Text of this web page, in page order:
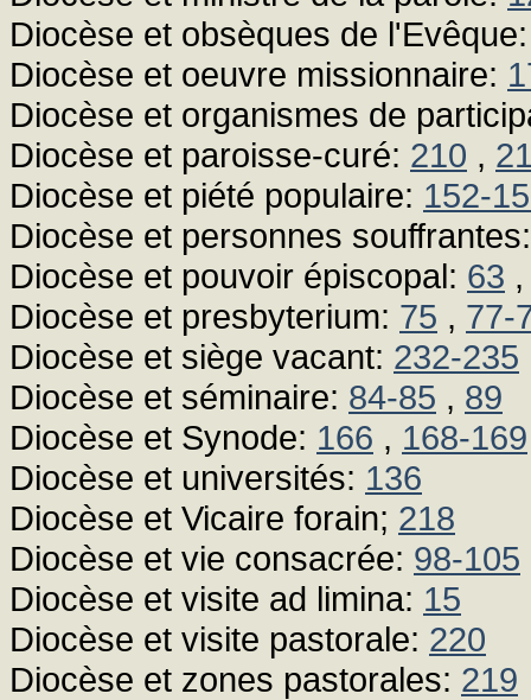
Diocèse et obsèques de
Diocèse et oeuvre missionnaire:
Diocèse et organismes de
Diocèse et paroisse-curé: 210 ,
Diocèse et piété populaire: 152-
Diocèse et personnes
Diocèse et pouvoir épiscopal: 63
Diocèse et presbyterium: 75 , 77-
Diocèse et siège vacant: 232-235
Diocèse et séminaire: 84-85 , 89
Diocèse et Synode: 166 , 168-169
Diocèse et universités: 136
Diocèse et Vicaire forain; 218
Diocèse et vie consacrée: 98-105
Diocèse et visite ad limina: 15
Diocèse et visite pastorale: 220
Diocèse et zones pastorales: 219